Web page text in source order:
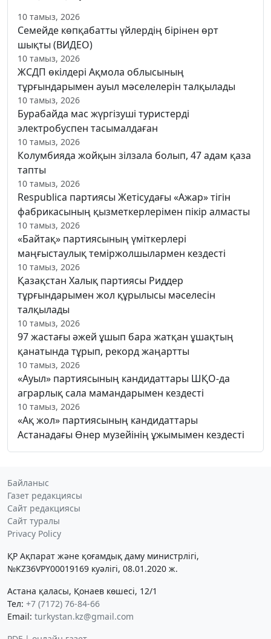
10 тамыз, 2026
Семейде көпқабатты үйлердің бірінен өрт
шықты (ВИДЕО)
10 тамыз, 2026
ЖСДП өкілдері Ақмола облысының
тұрғындарымен ауыл мәселелерін талқылады
10 тамыз, 2026
Бурабайда мас жүргізуші туристерді
электробуспен тасымалдаған
10 тамыз, 2026
Колумбияда жойқын зілзала болып, 47 адам қаза
тапты
10 тамыз, 2026
Respublica партиясы Жетісудағы «Ажар» тігін
фабрикасының қызметкерлерімен пікір алмасты
10 тамыз, 2026
«Байтақ» партиясының үміткерлері
маңғыстаулық теміржолшылармен кездесті
10 тамыз, 2026
Қазақстан Халық партиясы Риддер
тұрғындарымен жол құрылысы мәселесін
талқылады
10 тамыз, 2026
97 жастағы әжей ұшып бара жатқан ұшақтың
қанатында тұрып, рекорд жаңартты
10 тамыз, 2026
«Ауыл» партиясының кандидаттары ШҚО-да
аграрлық сала мамандарымен кездесті
10 тамыз, 2026
«Ақ жол» партиясының кандидаттары
Астанадағы Өнер музейінің ұжымымен кездесті
Байланыс
Газет редакциясы
Сайт редакциясы
Сайт туралы
Privacy Policy
ҚР Ақпарат және қоғамдық даму министрлігі,
№KZ36VPY00019169 куәлігі, 08.01.2020 ж.
Астана қаласы, Қонаев көшесі, 12/1
Тел: +7 (7172) 76-84-66
Email: turkystan.kz@gmail.com